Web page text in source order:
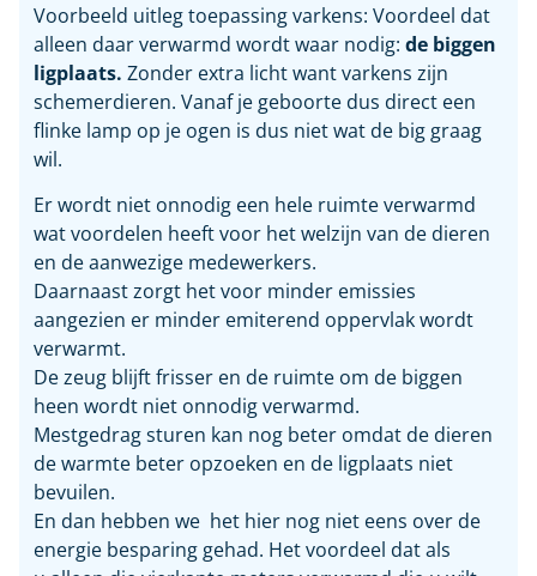
Voorbeeld uitleg toepassing varkens: Voordeel dat
alleen daar verwarmd wordt waar nodig: de biggen
ligplaats. Zonder extra licht want varkens zijn
schemerdieren. Vanaf je geboorte dus direct een
flinke lamp op je ogen is dus niet wat de big graag
wil.
Er wordt niet onnodig een hele ruimte verwarmd
wat voordelen heeft voor het welzijn van de dieren
en de aanwezige medewerkers.
Daarnaast zorgt het voor minder emissies
aangezien er minder emiterend oppervlak wordt
verwarmt.
De zeug blijft frisser en de ruimte om de biggen
heen wordt niet onnodig verwarmd.
Mestgedrag sturen kan nog beter omdat de dieren
de warmte beter opzoeken en de ligplaats niet
bevuilen.
En dan hebben we het hier nog niet eens over de
energie besparing gehad. Het voordeel dat als